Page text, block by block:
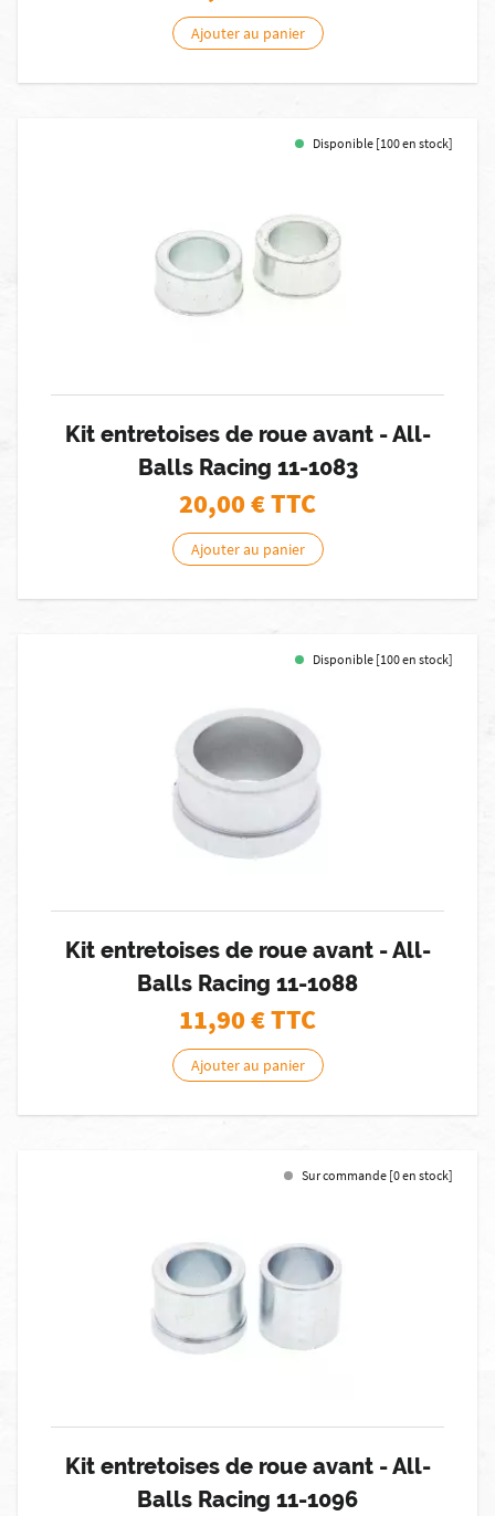
Ajouter au panier
Disponible [100 en stock]
Kit entretoises de roue avant - All-
Balls Racing 11-1083
20,00€ TTC
Ajouter au panier
Disponible [100 en stock]
Kit entretoises de roue avant - All-
Balls Racing 11-1088
11,90€ TTC
Ajouter au panier
Sur commande [0 en stock]
Kit entretoises de roue avant - All-
Balls Racing 11-1096